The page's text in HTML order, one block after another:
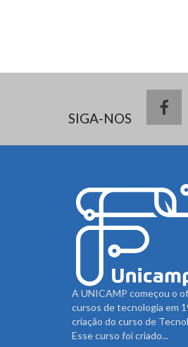
SIGA-NOS
A UNICAMP começou o
cursos de tecnologia em
criação do curso de
Esse curso foi criado...